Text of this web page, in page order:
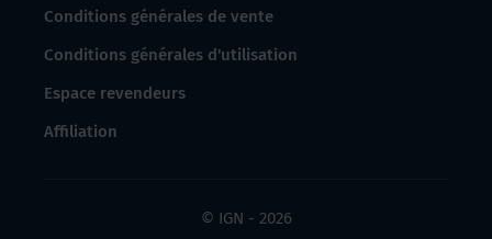
Conditions générales de vente
Conditions générales d'utilisation
Espace revendeurs
Affiliation
© IGN - 2026